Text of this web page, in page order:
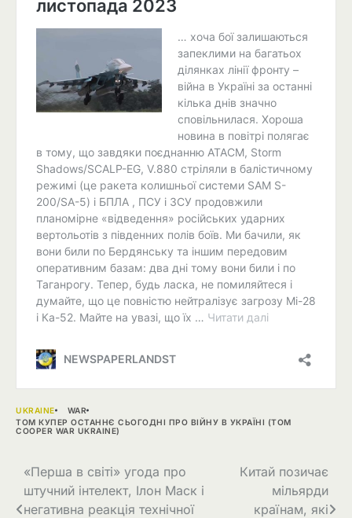
UKRAINE
WAR
ТОМ КУПЕР ОСТАННЄ СЬОГОДНІ ПРО ВІЙНУ В УКРАЇНІ (TOM
COOPER WAR UKRAINE)
Навігація
записів
«Перша в світі» угода про
штучний інтелект, Ілон Маск і
негативна реакція технічної
Китай позичає
мільярди
країнам, які